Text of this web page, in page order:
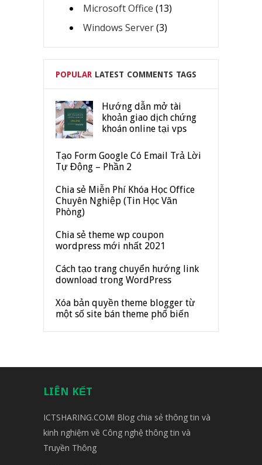
Microsoft Office (13)
Windows Server(3)
POPULAR LATEST COMMENTS TAGS
Hướng dẫn mở tài
khoản giao dịch chứng
khoán online tại vps
Tạo Form Google Có Email Trả Lời
Tự Động – Phần 2
Chia sẻ Miễn Phí Khóa Học Office
Chuyên Nghiệp (Tin Học Văn
Phòng)
Chia sẻ theme wp coupon
wordpress mới nhất 2021
Cách tạo trang chuyển hướng link
download trong WordPress
Xóa bản quyền theme blogger từ
một số site bán theme phổ biến
LIÊN KẾT
ICTSHARING.COM! Blog chia sẻ thông tin và
kinh nghiệm về Công nghệ thông tin và
Truyền Thông